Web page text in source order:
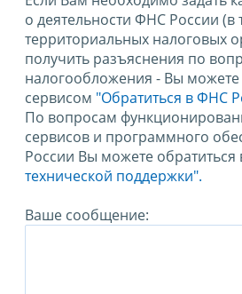
о деятельности ФНС России (в
территориальных налоговых
получить разъяснения по
налогообложения - Вы можете
сервисом "Обратиться в ФНС
По вопросам
сервисов и программного
России Вы можете обратиться
технической поддержки".
Ваше сообщение: